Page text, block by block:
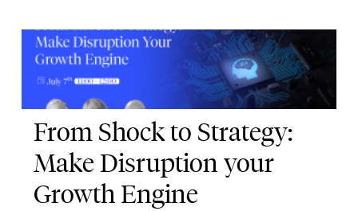
From Shock to Strategy:
Make Disruption your
Growth Engine